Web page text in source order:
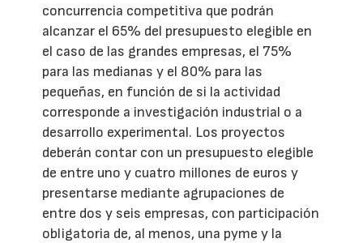
concurrencia competitiva que podrán
alcanzar el 65% del presupuesto elegible en
el caso de las grandes empresas, el 75%
para las medianas y el 80% para las
pequeñas, en función de si la actividad
corresponde a investigación industrial o a
desarrollo experimental. Los proyectos
deberán contar con un presupuesto elegible
de entre uno y cuatro millones de euros y
presentarse mediante agrupaciones de
entre dos y seis empresas, con participación
obligatoria de, al menos, una pyme y la